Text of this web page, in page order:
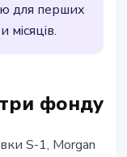
для перших
фонду
S-1, Morgan